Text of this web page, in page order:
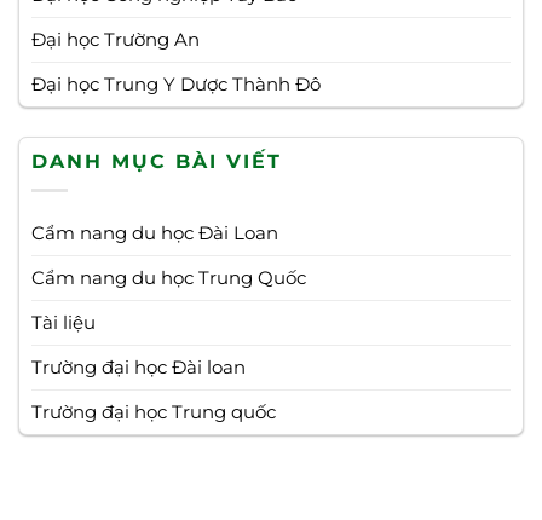
Đại học Trường An
Đại học Trung Y Dược Thành Đô
DANH MỤC BÀI VIẾT
Cẩm nang du học Đài Loan
Cẩm nang du học Trung Quốc
Tài liệu
Trường đại học Đài loan
Trường đại học Trung quốc